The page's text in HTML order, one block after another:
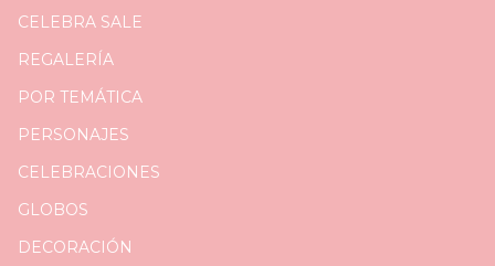
CELEBRA SALE
REGALERÍA
POR TEMÁTICA
PERSONAJES
CELEBRACIONES
GLOBOS
DECORACIÓN